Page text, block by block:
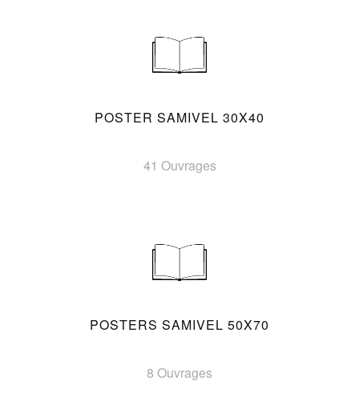
POSTER SAMIVEL 30X40
41 Ouvrages
POSTERS SAMIVEL 50X70
8 Ouvrages